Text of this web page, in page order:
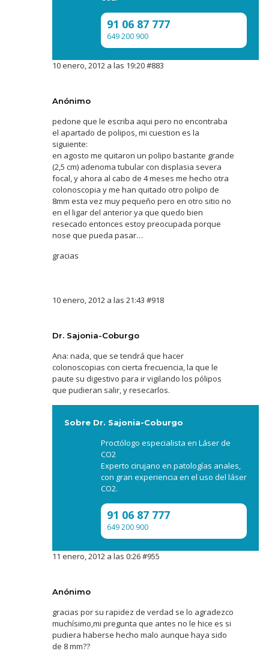
91 06 87 777
649 200 900
10 enero, 2012 a las 19:20#883
Anónimo
pedone que le escriba aqui pero no encontraba
el apartado de polipos, mi cuestion es la
siguiente:
en agosto me quitaron un polipo bastante grande
(2,5 cm) adenoma tubular con displasia severa
focal, y ahora al cabo de 4 meses me hecho otra
colonoscopia y me han quitado otro polipo de
8mm esta vez muy pequeño pero en otro sitio no
en el ligar del anterior ya que quedo bien
resecado entonces estoy preocupada porque
nose que pueda pasar…
gracias
10 enero, 2012 a las 21:43 #918
Dr. Sajonia-Coburgo
Ana: nada, que se tendrá que hacer
colonoscopias con cierta frecuencia, la que le
paute su digestivo para ir vigilando los pólipos
que pudieran salir, y resecarlos.
Sobre Dr. Sajonia-Coburgo
Proctólogo especialista en Láser de
CO2
Experto cirujano en patologías anales,
con gran experiencia en el uso del láser
CO2.
91 06 87 777
649 200 900
11 enero, 2012 a las 0:26#955
Anónimo
gracias por su rapidez de verdad se lo agradezco
muchísimo,mi pregunta que antes no le hice es si
pudiera haberse hecho malo aunque haya sido
de 8 mm??